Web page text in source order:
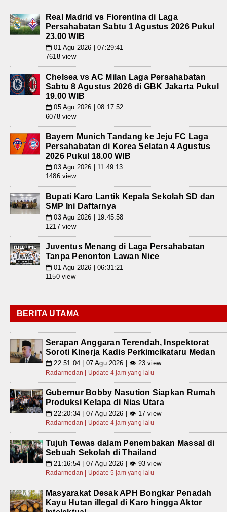
Real Madrid vs Fiorentina di Laga
Persahabatan Sabtu 1 Agustus 2026 Pukul
23.00 WIB
📅 01 Agu 2026 | 07:29:41
7618 view
Chelsea vs AC Milan Laga Persahabatan
Sabtu 8 Agustus 2026 di GBK Jakarta Pukul
19.00 WIB
📅 05 Agu 2026 | 08:17:52
6078 view
Bayern Munich Tandang ke Jeju FC Laga
Persahabatan di Korea Selatan 4 Agustus
2026 Pukul 18.00 WIB
📅 03 Agu 2026 | 11:49:13
1486 view
Bupati Karo Lantik Kepala Sekolah SD dan
SMP Ini Daftarnya
📅 03 Agu 2026 | 19:45:58
1217 view
Juventus Menang di Laga Persahabatan
Tanpa Penonton Lawan Nice
📅 01 Agu 2026 | 06:31:21
1150 view
BERITA UTAMA
Serapan Anggaran Terendah, Inspektorat
Soroti Kinerja Kadis Perkimcikataru Medan
📅 22:51:04 | 07 Agu 2026 | 👁 23 view
Radarmedan | Update 4 jam yang lalu
Gubernur Bobby Nasution Siapkan Rumah
Produksi Kelapa di Nias Utara
📅 22:20:34 | 07 Agu 2026 | 👁 17 view
Radarmedan | Update 4 jam yang lalu
Tujuh Tewas dalam Penembakan Massal di
Sebuah Sekolah di Thailand
📅 21:16:54 | 07 Agu 2026 | 👁 93 view
Radarmedan | Update 5 jam yang lalu
Masyarakat Desak APH Bongkar Penadah
Kayu Hutan illegal di Karo hingga Aktor